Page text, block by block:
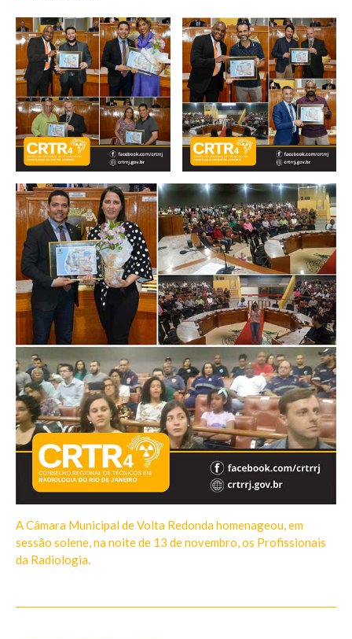
A Câmara Municipal de Volta Redonda homenageou, em
sessão solene, na noite de 13 de novembro, os Profissionais
da Radiologia.